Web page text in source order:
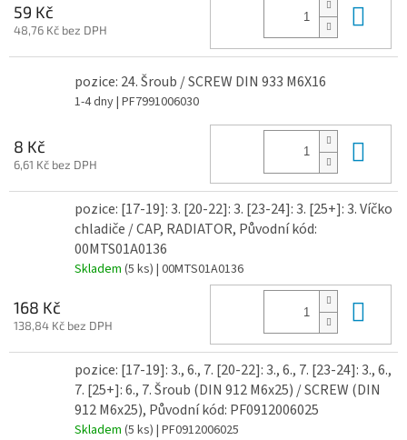
59 Kč
48,76 Kč bez DPH
pozice: 24. Šroub / SCREW DIN 933 M6X16
1-4 dny| PF7991006030
8 Kč
6,61 Kč bez DPH
pozice: [17-19]: 3. [20-22]: 3. [23-24]: 3. [25+]: 3. Víčko
chladiče / CAP, RADIATOR, Původní kód:
00MTS01A0136
Skladem (5 ks) | 00MTS01A0136
168 Kč
138,84 Kč bez DPH
pozice: [17-19]: 3., 6., 7. [20-22]: 3., 6., 7. [23-24]: 3., 6.,
7. [25+]: 6., 7. Šroub (DIN 912 M6x25) / SCREW (DIN
912 M6x25), Původní kód: PF0912006025
Skladem (5 ks) | PF0912006025